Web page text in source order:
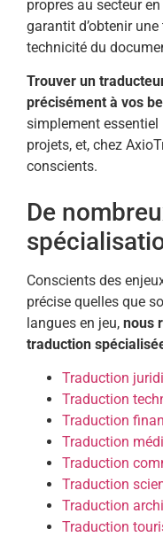
propres au secteur
garantit d’obtenir
technicité du
Trouver un
précisément à vos
simplement
projets, et, chez
conscients.
De
Conscients des
précise quelles que
langues en jeu, nous
traduction
Traduction
Traduction
Traduction
Traduction
Traduction
Traduction
Traduction
Traduction